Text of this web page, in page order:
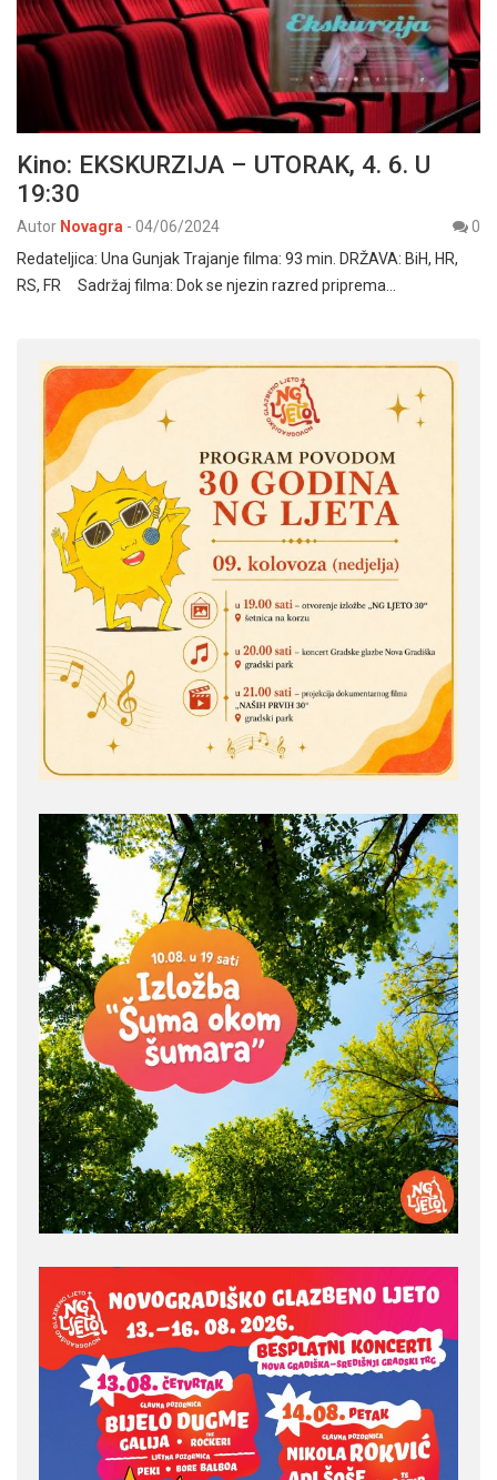
Kino: EKSKURZIJA – UTORAK, 4. 6. U
19:30
Autor Novagra - 04/06/2024
0
Redateljica: Una Gunjak Trajanje filma: 93 min. DRŽAVA: BiH, HR,
RS, FR Sadržaj filma: Dok se njezin razred priprema…